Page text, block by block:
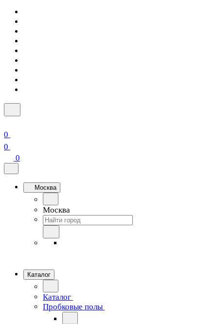
0
0
0
Москва
Москва
Каталог
Каталог
Пробковые полы